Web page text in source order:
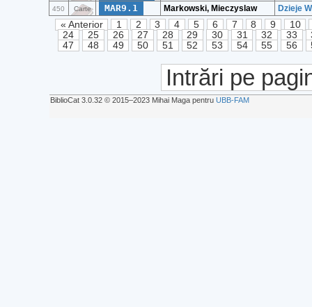
450 Carte MAR9.1 Markowski, Mieczyslaw Dzieje
« Anterior 1 2 3 4 5 6 7 8 9
10
24
25 26 27 28 29 30 31 32 33
47
48 49 50 51 52 53 54 55 56
Intrări pe
BiblioCat 3.0.32 © 2015‒2023 Mihai Maga pentru UBB-FAM